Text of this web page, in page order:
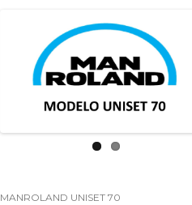
MANROLAND UNISET 70